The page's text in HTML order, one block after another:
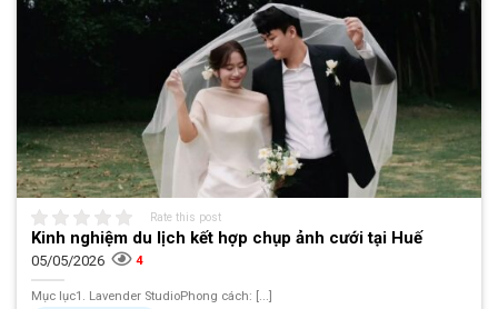
Rate this post
Kinh nghiệm du lịch kết hợp chụp ảnh cưới tại Huế
05/05/2026 4
Mục lục1. Lavender StudioPhong cách: [...]